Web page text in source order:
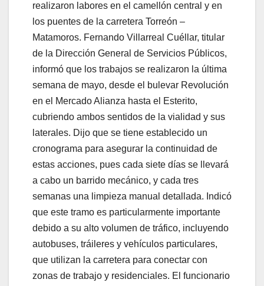
realizaron labores en el camellón central y en
los puentes de la carretera Torreón –
Matamoros. Fernando Villarreal Cuéllar, titular
de la Dirección General de Servicios Públicos,
informó que los trabajos se realizaron la última
semana de mayo, desde el bulevar Revolución
en el Mercado Alianza hasta el Esterito,
cubriendo ambos sentidos de la vialidad y sus
laterales. Dijo que se tiene establecido un
cronograma para asegurar la continuidad de
estas acciones, pues cada siete días se llevará
a cabo un barrido mecánico, y cada tres
semanas una limpieza manual detallada. Indicó
que este tramo es particularmente importante
debido a su alto volumen de tráfico, incluyendo
autobuses, tráileres y vehículos particulares,
que utilizan la carretera para conectar con
zonas de trabajo y residenciales. El funcionario